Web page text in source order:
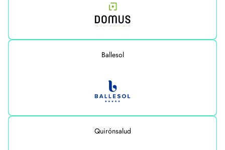
Ballesol
Quirónsalud